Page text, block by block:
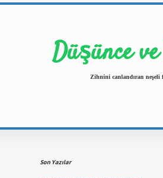
Düşünce
Zihnini canlandıran neşeli
Son Yazılar